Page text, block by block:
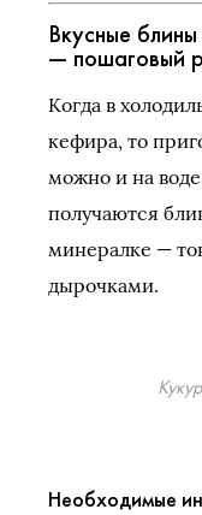
Вкусные
— пошаговый
Когда в
кефира, то
можно и на
получаются
минералке —
дырочками.
Необходимые